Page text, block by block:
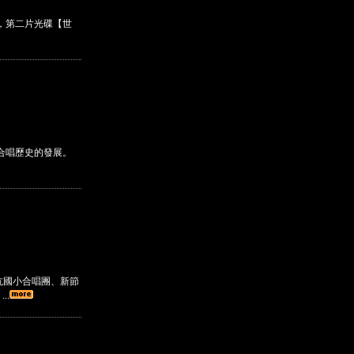
第二片光碟【世
歷史的發展。
小合唱團、新節
...